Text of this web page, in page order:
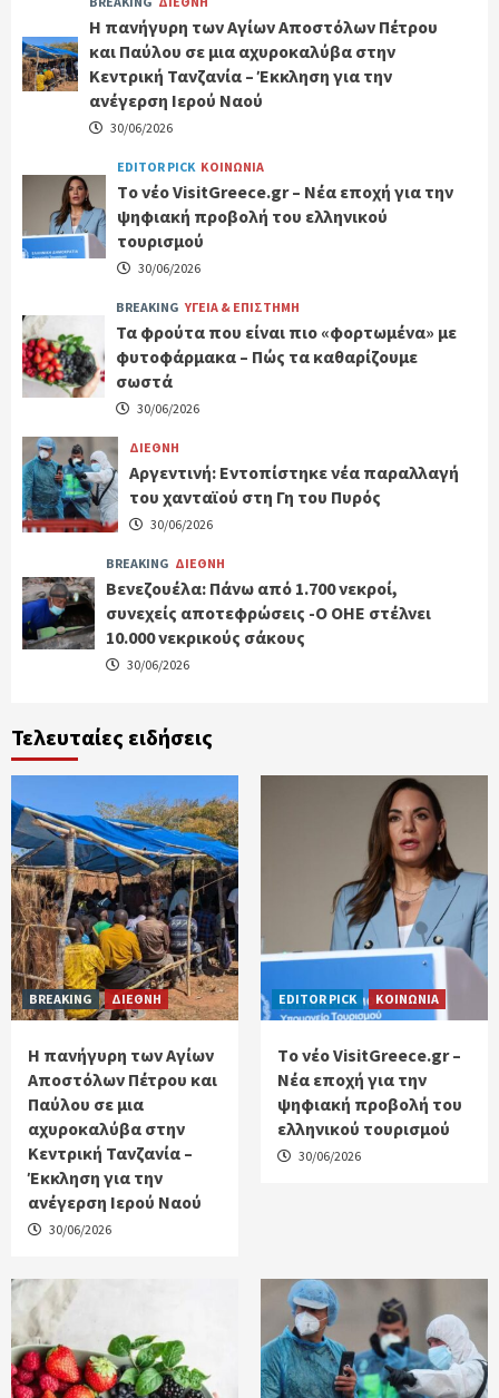
Η πανήγυρη των Αγίων Αποστόλων Πέτρου
και Παύλου σε μια αχυροκαλύβα στην
Κεντρική Τανζανία – Έκκληση για την
ανέγερση Ιερού Ναού
30/06/2026
EDITOR PICK ΚΟΙΝΩΝΙΑ
Tο νέο VisitGreece.gr – Νέα εποχή για την
ψηφιακή προβολή του ελληνικού
τουρισμού
30/06/2026
BREAKING ΥΓΕΙΑ & ΕΠΙΣΤΗΜΗ
Τα φρούτα που είναι πιο «φορτωμένα» με
φυτοφάρμακα – Πώς τα καθαρίζουμε
σωστά
30/06/2026
ΔΙΕΘΝΗ
Αργεντινή: Εντοπίστηκε νέα παραλλαγή
του χανταϊού στη Γη του Πυρός
30/06/2026
BREAKING ΔΙΕΘΝΗ
Βενεζουέλα: Πάνω από 1.700 νεκροί,
συνεχείς αποτεφρώσεις -Ο ΟΗΕ στέλνει
10.000 νεκρικούς σάκους
30/06/2026
Τελευταίες ειδήσεις
BREAKING ΔΙΕΘΝΗ
Η πανήγυρη των Αγίων
Αποστόλων Πέτρου και
Παύλου σε μια
αχυροκαλύβα στην
Κεντρική Τανζανία –
Έκκληση για την
ανέγερση Ιερού Ναού
30/06/2026
EDITOR PICK ΚΟΙΝΩΝΙΑ
Tο νέο VisitGreece.gr –
Νέα εποχή για την
ψηφιακή προβολή του
ελληνικού τουρισμού
30/06/2026